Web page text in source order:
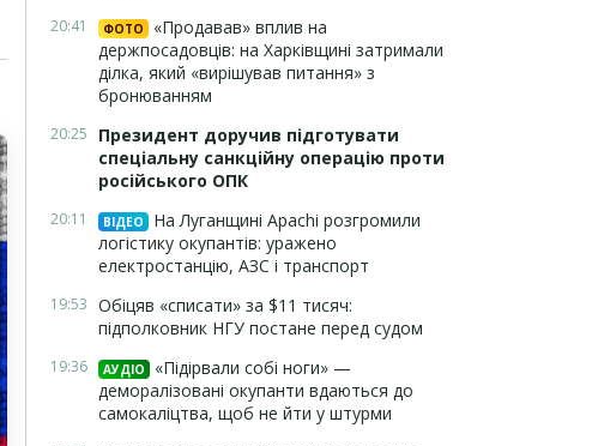
20:41 ФОТО
«Продавав» вплив на
держпосадовців: на Харківщині затримали
ділка, який «вирішував питання» з
бронюванням
20:25
Президент доручив підготувати
спеціальну санкційну операцію проти
російського ОПК
20:11 ВІДЕО
На Луганщині Apachi розгромили
логістику окупантів: уражено
електростанцію, АЗС і транспорт
19:53 Обіцяв «списати» за $11 тисяч:
підполковник НГУ постане перед судом
19:36 АУДІО
«Підірвали собі ноги» —
деморалізовані окупанти вдаються до
самокаліцтва, щоб не йти у штурми